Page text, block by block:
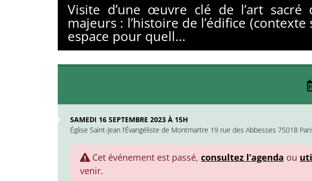
Visite d’une œuvre clé de l’art
majeurs : l’histoire de l’édifice
espace pour quell...
SAMEDI 16 SEPTEMBRE 2023 À 15H
Église Saint-Jean l’Évangéliste de Montmartre 19 rue des Abbesses 75018
Cet événement est passé, consultez l’agenda ou
venir.